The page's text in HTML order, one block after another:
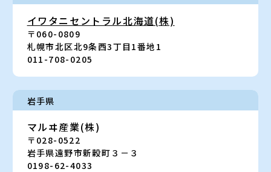
イワタニセントラル北海道(株)
〒060-0809
札幌市北区北9条西3丁目1番地1
011-708-0205
岩手県
マルヰ産業(株)
〒028-0522
岩手県遠野市新穀町３－３
0198-62-4033